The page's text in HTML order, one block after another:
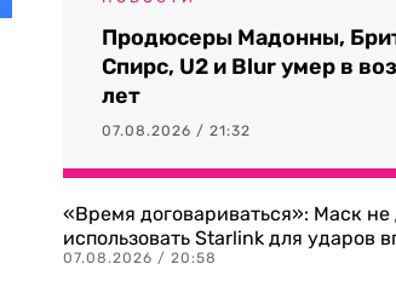
Продюсеры Мадонны,
Спирс, U2 и Blur умер в
лет
07.08.2026 / 21:32
«Время договариваться»: Маск не
использовать Starlink для ударов
07.08.2026 / 20:58